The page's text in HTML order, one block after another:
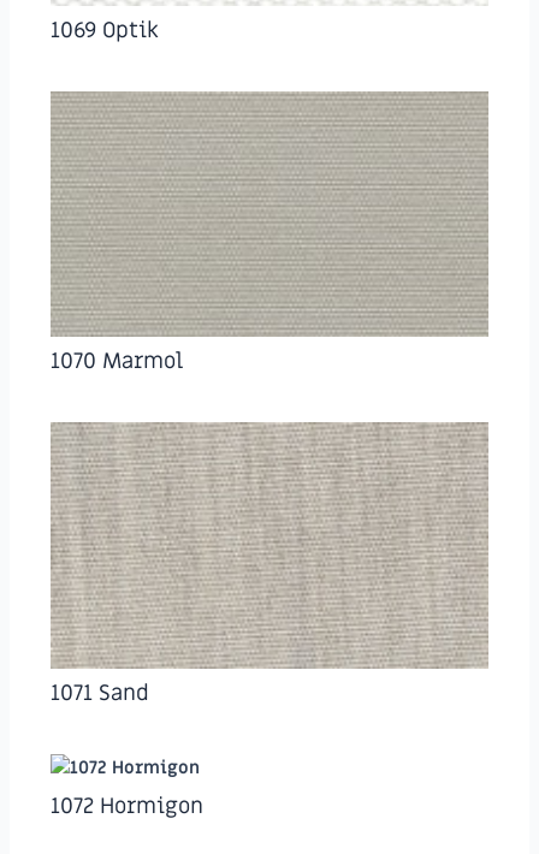
1069 Optik
1070 Marmol
1071 Sand
1072 Hormigon